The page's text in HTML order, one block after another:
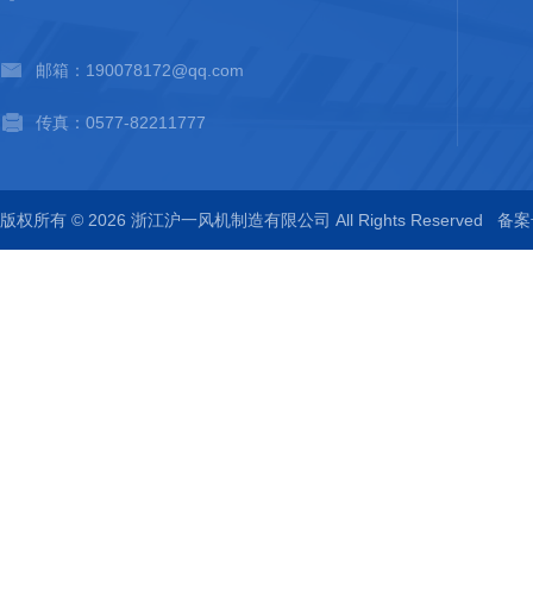
邮箱：190078172@qq.com
传真：0577-82211777
版权所有 © 2026 浙江沪一风机制造有限公司 All Rights Reserved 备